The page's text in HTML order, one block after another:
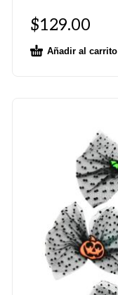
$129.00
Añadir al carrito